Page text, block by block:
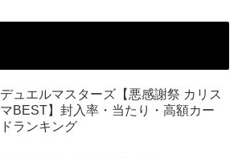
デュエルマスターズ【悪感謝祭 カリス
マBEST】封入率・当たり・高額カー
ドランキング